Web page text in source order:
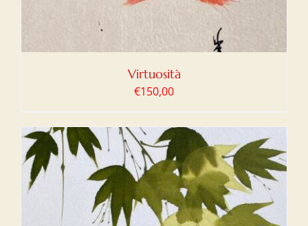
Virtuosità
€150,00